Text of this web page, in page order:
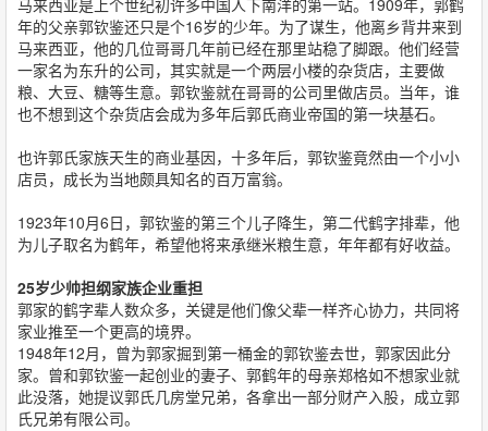
马来西亚是上个世纪初许多中国人下南洋的第一站。1909年，郭鹤
年的父亲郭钦鉴还只是个16岁的少年。为了谋生，他离乡背井来到
马来西亚，他的几位哥哥几年前已经在那里站稳了脚跟。他们经营
一家名为东升的公司，其实就是一个两层小楼的杂货店，主要做
粮、大豆、糖等生意。郭钦鉴就在哥哥的公司里做店员。当年，谁
也不想到这个杂货店会成为多年后郭氏商业帝国的第一块基石。
也许郭氏家族天生的商业基因，十多年后，郭钦鉴竟然由一个小小
店员，成长为当地颇具知名的百万富翁。
1923年10月6日，郭钦鉴的第三个儿子降生，第二代鹤字排辈，他
为儿子取名为鹤年，希望他将来承继米粮生意，年年都有好收益。
25岁少帅担纲家族企业重担
郭家的鹤字辈人数众多，关键是他们像父辈一样齐心协力，共同将
家业推至一个更高的境界。
1948年12月，曾为郭家掘到第一桶金的郭钦鉴去世，郭家因此分
家。曾和郭钦鉴一起创业的妻子、郭鹤年的母亲郑格如不想家业就
此没落，她提议郭氏几房堂兄弟，各拿出一部分财产入股，成立郭
氏兄弟有限公司。